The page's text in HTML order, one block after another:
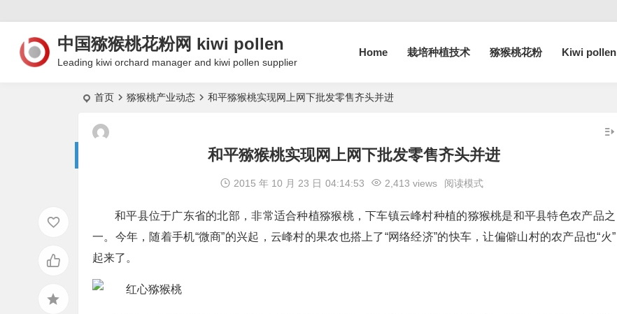
中国猕猴桃花粉网 kiwi pollen
Leading kiwi orchard manager and kiwi pollen supplier
Home 栽培种植技术 猕猴桃花粉 Kiwi pollen
首页 猕猴桃产业动态 和平猕猴桃实现网上网下批发零售齐头并进
和平猕猴桃实现网上网下批发零售齐头并进
2015 年 10 月 23 日 04:14:53 2,413 views 阅读模式
和平县位于广东省的北部，非常适合种植猕猴桃，下车镇云峰村种植的猕猴桃是和平县特色农产品之
一。今年，随着手机“微商”的兴起，云峰村的果农也搭上了“网络经济”的快车，让偏僻山村的农产品也“火”
起来了。